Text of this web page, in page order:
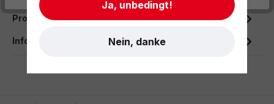
Produktdaten
Informationen und Hinweise
Ja, unbedingt!
Nein, danke